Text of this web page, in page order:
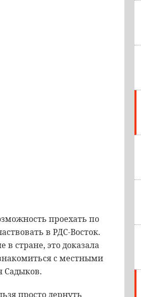
проехать по
в РДС-Восток.
стране, это доказала
с местными
Садыков.
просто дернуть